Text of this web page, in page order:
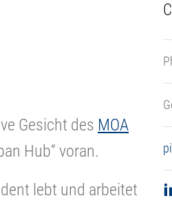
Gesicht des MOA
Hub“ voran.
lebt und arbeitet